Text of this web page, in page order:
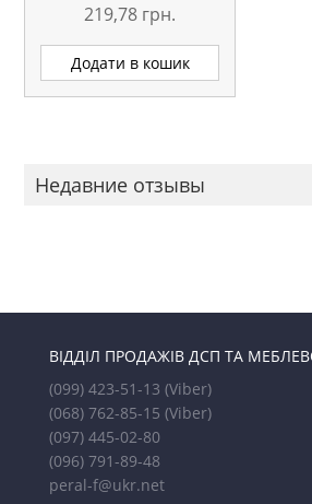
219,78 грн.
Додати в кошик
Недавние отзывы
ВІДДІЛ ПРОДАЖІВ ДСП ТА
(099) 423-51-13 (Viber)
(068) 762-85-15 (Viber)
(097) 445-02-80
(096) 791-89-48
peral-f@ukr.net